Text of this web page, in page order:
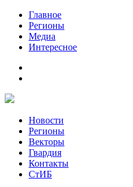
Главное
Регионы
Медиа
Интересное
Новости
Регионы
Векторы
Гвардия
Контакты
СтИБ